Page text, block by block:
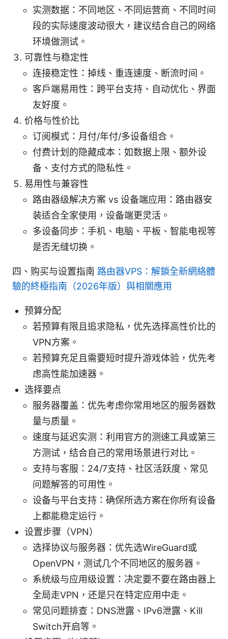
实测数据：不同地区、不同运营商、不同时间
段的实际速度波动很大，建议结合自己的网络
环境做测试。
可靠性与稳定性
连接稳定性：掉线、重连速度、断流时间。
客户端易用性：跨平台支持、自动优化、界面
友好度。
价格与性价比
订阅模式：月付/年付/多设备组合。
付费计划的隐藏成本：如数据上限、额外设
备、支付方式的隐私性。
易用性与兼容性
路由器级解决方案 vs 设备端应用：路由器安
装适合全家使用，设备端更灵活。
多设备同步：手机、电脑、平板、智能电视等
是否无缝切换。
四、购买与设置指南 路由器VPS：解鎖全新網絡體
驗的終極指南（2026年版）與相關應用
预算分配
若预算有限且追求隐私，优先选择高性价比的
VPN方案。
若预算充足且需要短时提升游戏体验，优先考
虑高性能加速器。
选择要点
服务器覆盖：优先考虑你常用地区的服务器数
量与质量。
速度与延迟实测：利用官方的测速工具或第三
方测试，结合自己的常用场景进行对比。
支持与客服：24/7支持、社区活跃度、常见
问题解答的可用性。
设备与平台支持：确保所选方案在你所有设备
上都能稳定运行。
设置步骤（VPN）
选择协议与服务器：优先选WireGuard或
OpenVPN，测试几个不同地区的服务器。
系统级与应用级设置：决定要不要在路由器上
全局走VPN，还是只在特定应用中走。
常见问题排查：DNS泄露、IPv6泄露、Kill
Switch开启等。